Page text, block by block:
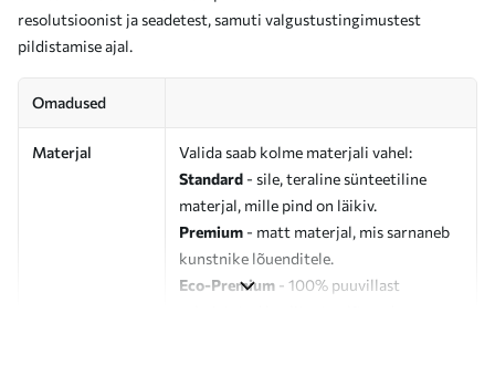
resolutsioonist ja seadetest, samuti valgustustingimustest
pildistamise ajal.
Omadused
Materjal
Valida saab kolme materjali vahel:
Standard - sile, teraline sünteetiline
materjal, mille pind on läikiv.
Premium - matt materjal, mis sarnaneb
kunstnike lõuenditele.
Eco-Premium - 100% puuvillast